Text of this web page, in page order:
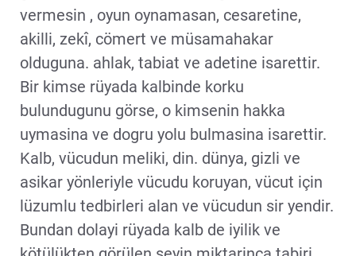
vermesin , oyun oynamasan, cesaretine,
akilli, zekî, cömert ve müsamahakar
olduguna. ahlak, tabiat ve adetine isarettir.
Bir kimse rüyada kalbinde korku
bulundugunu görse, o kimsenin hakka
uymasina ve dogru yolu bulmasina isarettir.
Kalb, vücudun meliki, din. dünya, gizli ve
asikar yönleriyle vücudu koruyan, vücut için
lüzumlu tedbirleri alan ve vücudun sir yendir.
Bundan dolayi rüyada kalb de iyilik ve